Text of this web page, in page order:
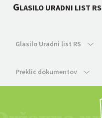
GLASILO URADNI LIST RS
Glasilo Uradni list RS
Preklic dokumentov